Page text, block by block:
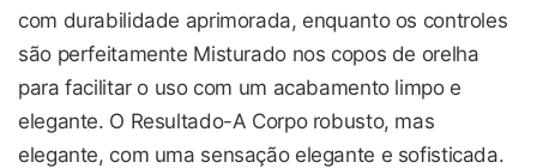
com durabilidade aprimorada, enquanto os controles
são perfeitamente Misturado nos copos de orelha
para facilitar o uso com um acabamento limpo e
elegante. O Resultado-A Corpo robusto, mas
elegante, com uma sensação elegante e sofisticada.